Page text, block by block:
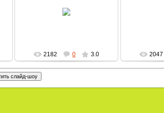
2182 0 3.0 2047